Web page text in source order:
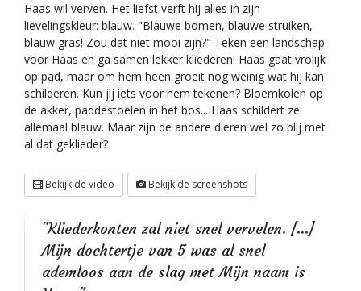
Haas wil verven. Het liefst verft hij alles in zijn
lievelingskleur: blauw. "Blauwe bomen, blauwe struiken,
blauw gras! Zou dat niet mooi zijn?" Teken een landschap
voor Haas en ga samen lekker kliederen! Haas gaat vrolijk
op pad, maar om hem heen groeit nog weinig wat hij kan
schilderen. Kun jij iets voor hem tekenen? Bloemkolen op
de akker, paddestoelen in het bos... Haas schildert ze
allemaal blauw. Maar zijn de andere dieren wel zo blij met
al dat geklieder?
Bekijk de video Bekijk de screenshots
"Kliederkonten zal niet snel vervelen. [...]
Mijn dochtertje van 5 was al snel
ademloos aan de slag met Mijn naam is